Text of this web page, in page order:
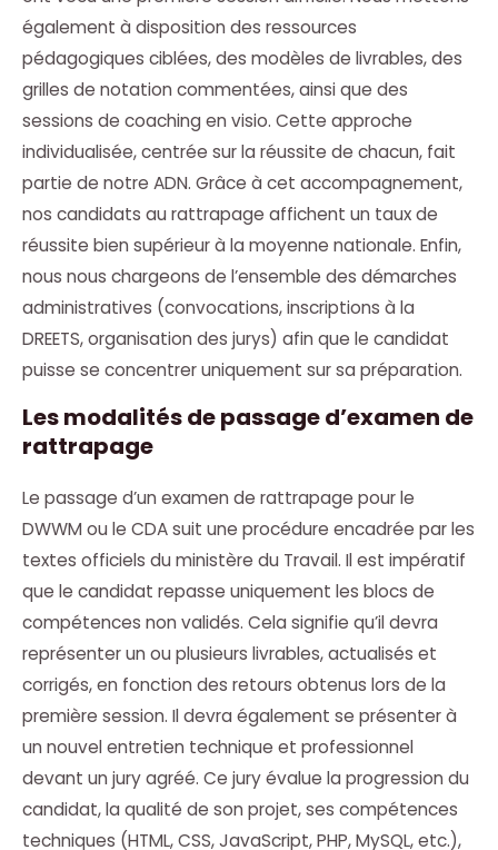
également à disposition des ressources
pédagogiques ciblées, des modèles de livrables, des
grilles de notation commentées, ainsi que des
sessions de coaching en visio. Cette approche
individualisée, centrée sur la réussite de chacun, fait
partie de notre ADN. Grâce à cet accompagnement,
nos candidats au rattrapage affichent un taux de
réussite bien supérieur à la moyenne nationale. Enfin,
nous nous chargeons de l’ensemble des démarches
administratives (convocations, inscriptions à la
DREETS, organisation des jurys) afin que le candidat
puisse se concentrer uniquement sur sa préparation.
Les modalités de passage d’examen de
rattrapage
Le passage d’un examen de rattrapage pour le
DWWM ou le CDA suit une procédure encadrée par les
textes officiels du ministère du Travail. Il est impératif
que le candidat repasse uniquement les blocs de
compétences non validés. Cela signifie qu’il devra
représenter un ou plusieurs livrables, actualisés et
corrigés, en fonction des retours obtenus lors de la
première session. Il devra également se présenter à
un nouvel entretien technique et professionnel
devant un jury agréé. Ce jury évalue la progression du
candidat, la qualité de son projet, ses compétences
techniques (HTML, CSS, JavaScript, PHP, MySQL, etc.),